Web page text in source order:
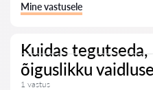
Mine vastusele
Kuidas
õiguslikku
1 vastus